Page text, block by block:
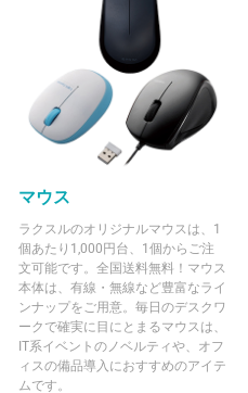
マウス
ラクスルのオリジナルマウスは、1
個あたり1,000円台、1個からご注
文可能です。全国送料無料！マウス
本体は、有線・無線など豊富なライ
ンナップをご用意。毎日のデスクワ
ークで確実に目にとまるマウスは、
IT系イベントのノベルティや、オフ
ィスの備品導入におすすめのアイテ
ムです。